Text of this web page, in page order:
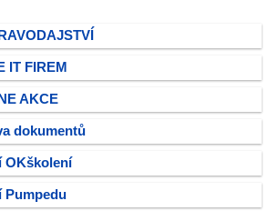
IT FIREM
AKCE
dokumentů
OKškolení
Pumpedu